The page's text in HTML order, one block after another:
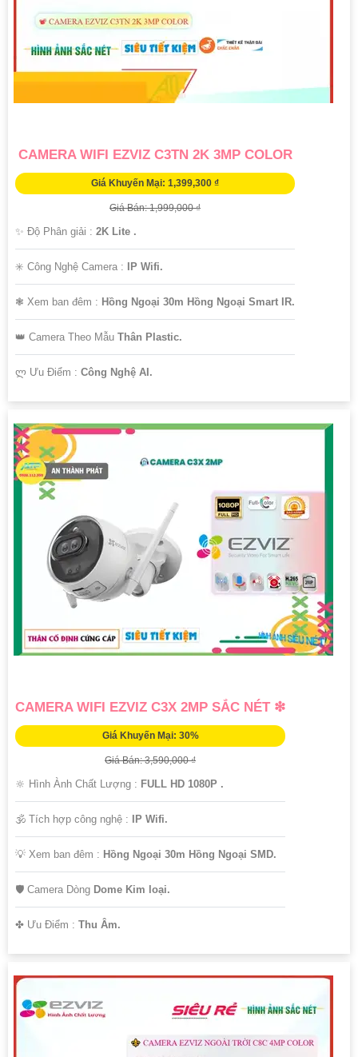
CAMERA WIFI EZVIZ C3TN 2K 3MP COLOR
Giá Khuyến Mại: 1,399,300 ₫
Giá Bán: 1,999,000 ₫
✨ Độ Phân giải : 2K Lite .
✳️ Công Nghệ Camera : IP Wifi.
❃ Xem ban đêm : Hồng Ngoại 30m Hồng Ngoại Smart IR.
👑 Camera Theo Mẫu Thân Plastic.
️ლ Ưu Điểm : Công Nghệ AI.
CAMERA WIFI EZVIZ C3X 2MP SẮC NÉT ❇
Giá Khuyến Mại: 30%
Giá Bán: 3,590,000 ₫
🔆 Hình Ành Chất Lượng : FULL HD 1080P .
🕉️ Tích hợp công nghệ : IP Wifi.
💡 Xem ban đêm : Hồng Ngoại 30m Hồng Ngoại SMD.
🛡 Camera Dòng Dome Kim loại.
️✤ Ưu Điểm : Thu Âm.